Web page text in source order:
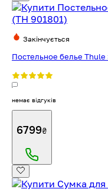
Закінчується
Постельное белье
немає відгуків
6799₴